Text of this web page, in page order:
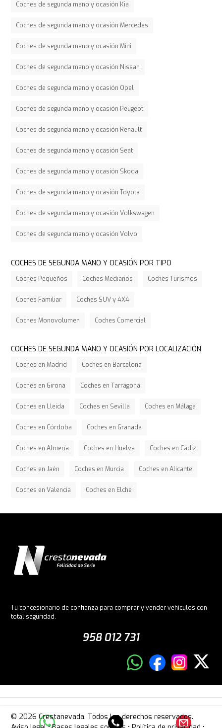
Coches de segunda mano y ocasión Kia
Coches de segunda mano y ocasión Mercedes
Coches de segunda mano y ocasión Mini
Coches de segunda mano y ocasión Nissan
Coches de segunda mano y ocasión Opel
Coches de segunda mano y ocasión Peugeot
Coches de segunda mano y ocasión Renault
Coches de segunda mano y ocasión Seat
Coches de segunda mano y ocasión Skoda
Coches de segunda mano y ocasión Toyota
Coches de segunda mano y ocasión Volkswagen
Coches de segunda mano y ocasión Volvo
COCHES DE SEGUNDA MANO Y OCASIÓN POR TIPO
Coches Pequeños Coches Medianos Coches Turismos
Coches Familiar Coches SUV y 4X4
Coches Monovolumen Coches Comercial
COCHES DE SEGUNDA MANO Y OCASIÓN POR LOCALIZACIÓN
Coches en Madrid Coches en Barcelona
Coches en Girona Coches en Tarragona
Coches en Lleida Coches en Sevilla Coches en Málaga
Coches en Córdoba Coches en Granada
Coches en Almería Coches en Huelva Coches en Cádiz
Coches en Jaén Coches en Murcia Coches en Alicante
Coches en Valencia Coches en Elche
Tu concesionario de confianza para comprar y vender vehículos con
total seguridad.
958 012 731
© 2026 Crestanevada. Todos los derechos reservados.